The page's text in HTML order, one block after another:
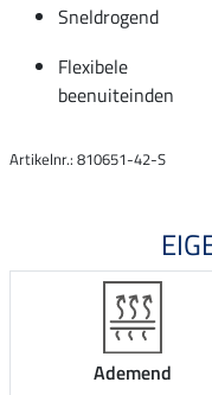
Sneldrogend
Flexibele
beenuiteinden
Artikelnr.: 810651-42-S
Ademend